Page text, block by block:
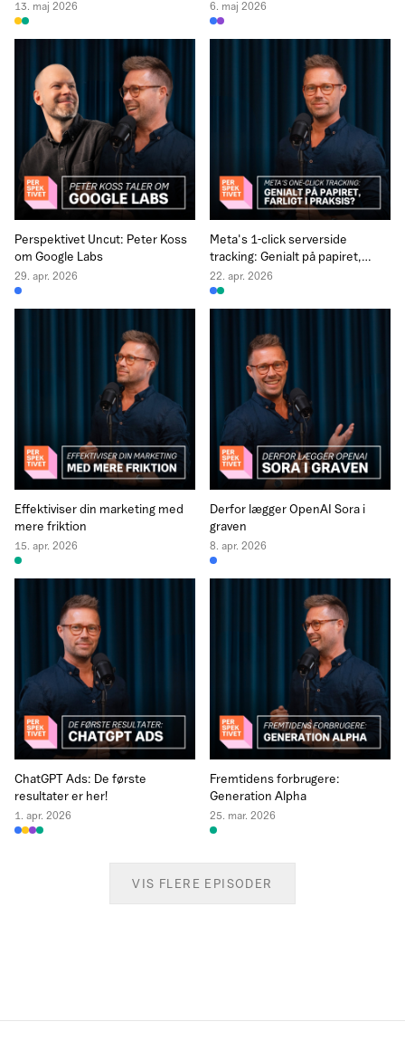
13. maj 2026 6. maj 2026
Perspektivet Uncut: Peter Koss
om Google Labs
29. apr. 2026
Meta's 1-click serverside
tracking: Genialt på papiret,
farligt i praksis?
22. apr. 2026
Effektiviser din marketing med
mere friktion
15. apr. 2026
Derfor lægger OpenAI Sora i
graven
8. apr. 2026
ChatGPT Ads: De første
resultater er her!
1. apr. 2026
Fremtidens forbrugere:
Generation Alpha
25. mar. 2026
VIS FLERE EPISODER